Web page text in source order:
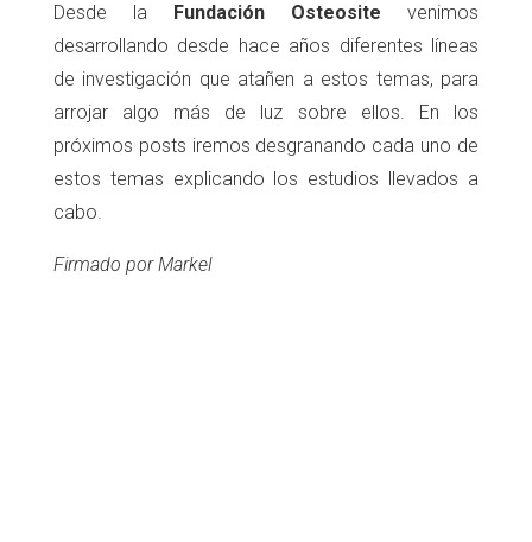
Desde la Fundación Osteosite venimos
desarrollando desde hace años diferentes líneas
de investigación que atañen a estos temas, para
arrojar algo más de luz sobre ellos. En los
próximos posts iremos desgranando cada uno de
estos temas explicando los estudios llevados a
cabo.
Firmado por Markel